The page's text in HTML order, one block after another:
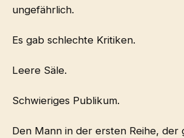
ungefährlich.
Es gab schlechte Kritiken.
Leere Säle.
Schwieriges Publikum.
Den Mann in der ersten Reihe, der